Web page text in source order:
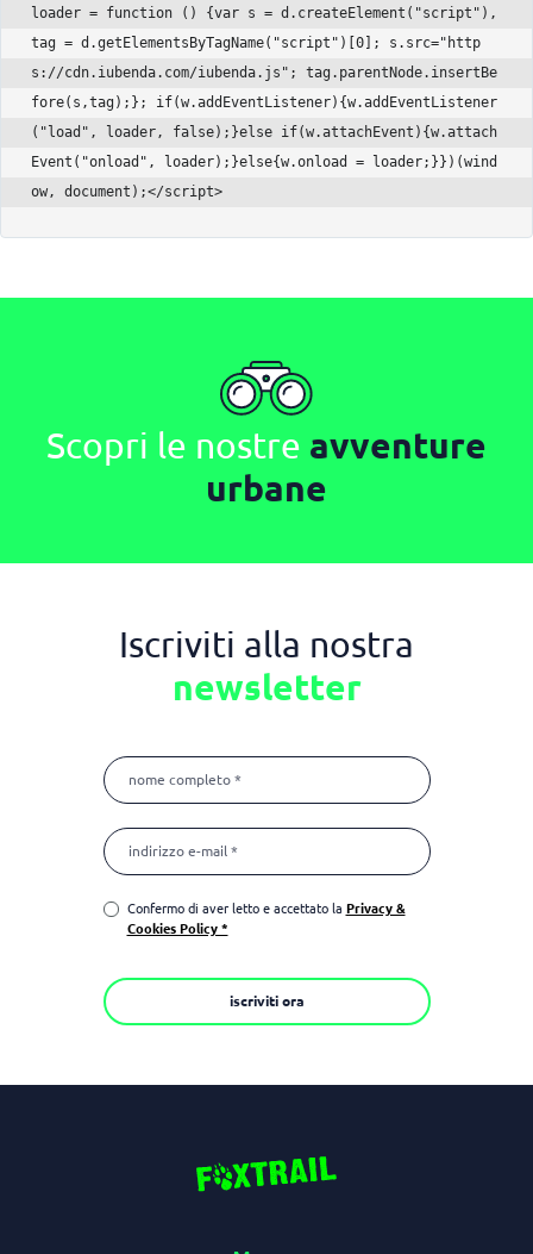
loader = function () {var s = d.createElement("script"),
tag = d.getElementsByTagName("script")[0]; s.src="http
s://cdn.iubenda.com/iubenda.js"; tag.parentNode.insertBe
fore(s,tag);}; if(w.addEventListener){w.addEventListener
("load", loader, false);}else if(w.attachEvent){w.attach
Event("onload", loader);}else{w.onload = loader;}})(wind
ow, document);</script>
Scopri le nostre avventure
urbane
Iscriviti alla nostra
newsletter
Confermo di aver letto e accettato la Privacy &
Cookies Policy *
iscriviti ora